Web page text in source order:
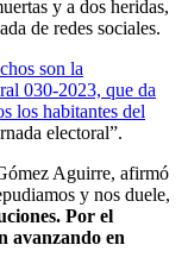
y a dos heridas,
de redes sociales.
son la
030-2023, que da
los habitantes del
electoral”.
Aguirre, afirmó
y nos duele,
Por el
avanzando en